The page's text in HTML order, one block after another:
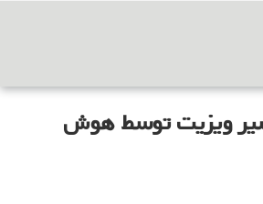
ویزیت توسط هوش